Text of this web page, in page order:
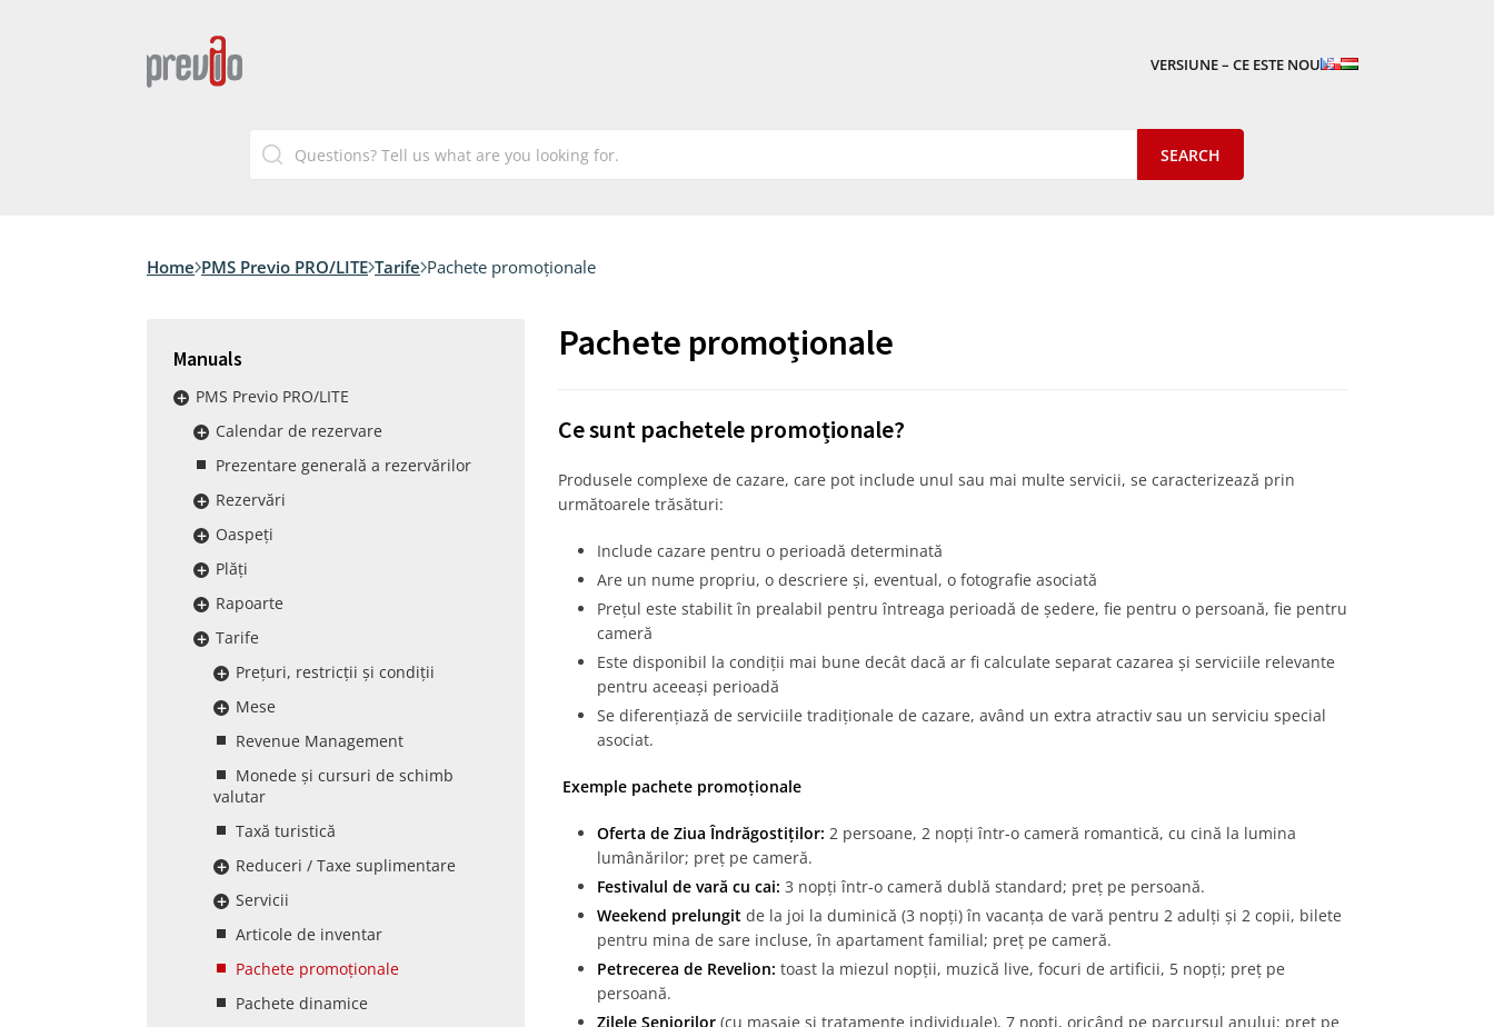
VERSIUNE – CE ESTE NOU
Home PMS Previo PRO/LITE Tarife Pachete promoționale
Manuals
PMS Previo PRO/LITE
Calendar de rezervare
Prezentare generală a rezervărilor
Rezervări
Oaspeți
Plăți
Rapoarte
Tarife
Prețuri, restricții și condiții
Mese
Revenue Management
Monede și cursuri de schimb
valutar
Taxă turistică
Reduceri / Taxe suplimentare
Servicii
Articole de inventar
Pachete promoționale
Pachete dinamice
Pachete promoționale
Ce sunt pachetele promoționale?
Produsele complexe de cazare, care pot include unul sau mai multe servicii, se caracterizează prin
următoarele trăsături:
Include cazare pentru o perioadă determinată
Are un nume propriu, o descriere și, eventual, o fotografie asociată
Prețul este stabilit în prealabil pentru întreaga perioadă de ședere, fie pentru o persoană, fie pentru
cameră
Este disponibil la condiții mai bune decât dacă ar fi calculate separat cazarea și serviciile relevante
pentru aceeași perioadă
Se diferențiază de serviciile tradiționale de cazare, având un extra atractiv sau un serviciu special
asociat.
Exemple pachete promoționale
Oferta de Ziua Îndrăgostiților: 2 persoane, 2 nopți într-o cameră romantică, cu cină la lumina
lumânărilor; preț pe cameră.
Festivalul de vară cu cai: 3 nopți într-o cameră dublă standard; preț pe persoană.
Weekend prelungitde la joi la duminică (3 nopți) în vacanța de vară pentru 2 adulți și 2 copii, bilete
pentru mina de sare incluse, în apartament familial; preț pe cameră.
Petrecerea de Revelion: toast la miezul nopții, muzică live, focuri de artificii, 5 nopți; preț pe
persoană.
Zilele Seniorilor(cu masaje și tratamente individuale), 7 nopți, oricând pe parcursul anului; preț pe